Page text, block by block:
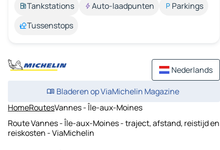
Tankstations
Auto-laadpunten
Parkings
Tussenstops
Nederlands
Bladeren op ViaMichelin Magazine
HomeRoutesVannes - Île-aux-Moines
Route Vannes - Île-aux-Moines - traject, afstand, reistijd en
reiskosten - ViaMichelin